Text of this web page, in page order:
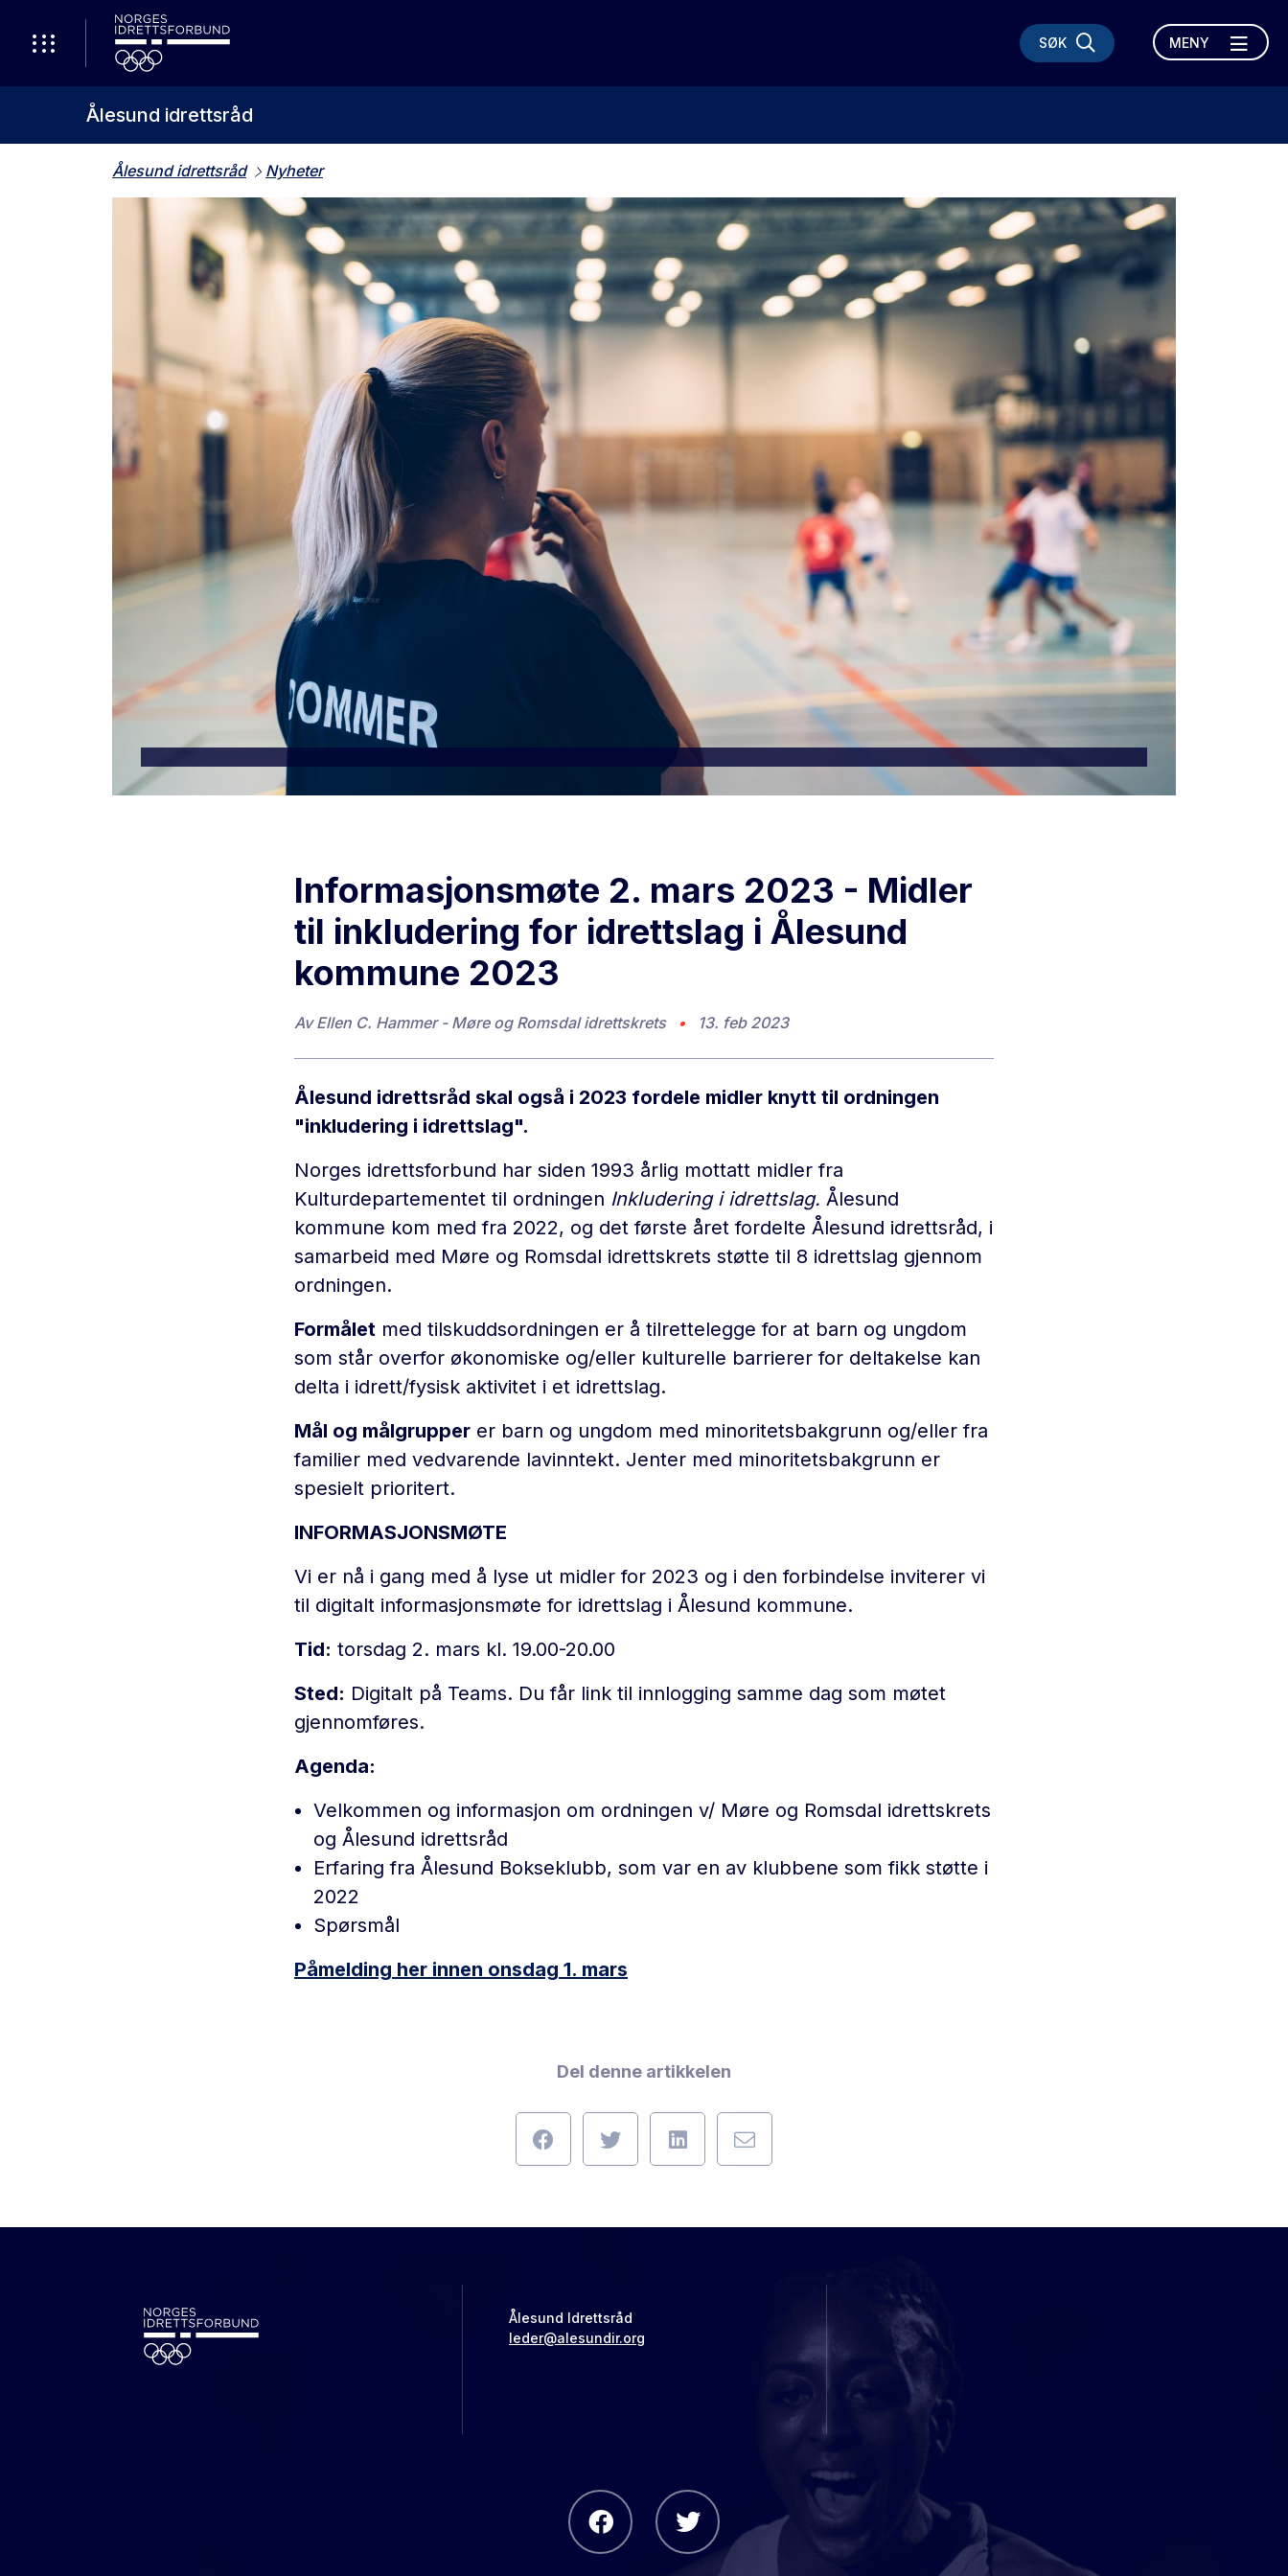
SØK MENY
Ålesund idrettsråd
Ålesund idrettsråd Nyheter
Informasjonsmøte 2. mars 2023 - Midler
til inkludering for idrettslag i Ålesund
kommune 2023
AvEllen C. Hammer - Møre og Romsdal idrettskrets • 13. feb 2023
Ålesund idrettsråd skal også i 2023 fordele midler knytt til ordningen
"inkludering i idrettslag".
Norges idrettsforbund har siden 1993 årlig mottatt midler fra
Kulturdepartementet til ordningen Inkludering i idrettslag. Ålesund
kommune kom med fra 2022, og det første året fordelte Ålesund idrettsråd, i
samarbeid med Møre og Romsdal idrettskrets støtte til 8 idrettslag gjennom
ordningen.
Formålet med tilskuddsordningen er å tilrettelegge for at barn og ungdom
som står overfor økonomiske og/eller kulturelle barrierer for deltakelse kan
delta i idrett/fysisk aktivitet i et idrettslag.
Mål og målgrupper er barn og ungdom med minoritetsbakgrunn og/eller fra
familier med vedvarende lavinntekt. Jenter med minoritetsbakgrunn er
spesielt prioritert.
INFORMASJONSMØTE
Vi er nå i gang med å lyse ut midler for 2023 og i den forbindelse inviterer vi
til digitalt informasjonsmøte for idrettslag i Ålesund kommune.
Tid: torsdag 2. mars kl. 19.00-20.00
Sted: Digitalt på Teams. Du får link til innlogging samme dag som møtet
gjennomføres.
Agenda:
Velkommen og informasjon om ordningen v/ Møre og Romsdal idrettskrets
og Ålesund idrettsråd
Erfaring fra Ålesund Bokseklubb, som var en av klubbene som fikk støtte i
2022
Spørsmål
Påmelding her innen onsdag 1. mars
Del denne artikkelen
Ålesund Idrettsråd
leder@alesundir.org